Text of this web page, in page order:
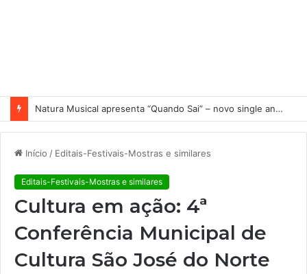
Natura Musical apresenta “Quando Sai” – novo single antecipa estreia do primeiro álbum solo de Elisa Maia
Início / Editais-Festivais-Mostras e similares
Editais-Festivais-Mostras e similares
Cultura em ação: 4ª
Conferência Municipal de
Cultura São José do Norte